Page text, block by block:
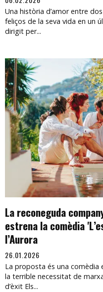
Una història d’amor entre
feliços de la seva vida en un
dirigit per...
La reconeguda
estrena la comèdia
l’Aurora
26.01.2026
La proposta és una comèdia
la terrible necessitat de
d’èxit Els...